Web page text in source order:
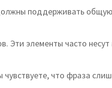
поддерживать
Эти элементы часто
что фраза